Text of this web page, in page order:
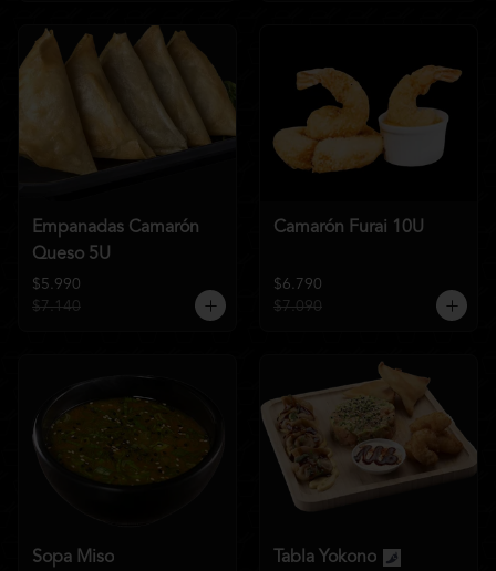
Empanadas Camarón
Queso 5U
$5.990
$7.140
Camarón Furai 10U
$6.790
$7.090
Sopa Miso Tabla Yokono